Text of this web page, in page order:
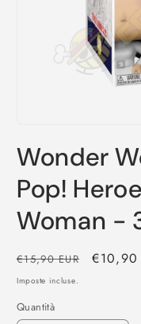
multimediali
1
in
finestra
modale
Wonder
Pop!
Woman -
Prezzo
di
€15,90 EUR
Prezzo
€10,90
Imposte incluse.
Quantità